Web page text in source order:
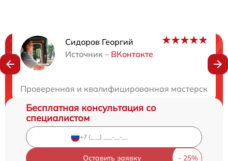
Сидоров Георгий
Источник – ВКонтакте
Проверенная и квалифицированная мастерская.
Нужна консультация?
Бесплатная консультация со
специалистом
Оставить заявку